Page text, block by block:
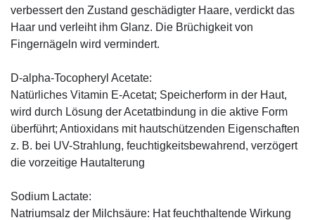
verbessert den Zustand geschädigter Haare, verdickt das
Haar und verleiht ihm Glanz. Die Brüchigkeit von
Fingernägeln wird vermindert.
D-alpha-Tocopheryl Acetate:
Natürliches Vitamin E-Acetat; Speicherform in der Haut,
wird durch Lösung der Acetatbindung in die aktive Form
überführt; Antioxidans mit hautschützenden Eigenschaften
z. B. bei UV-Strahlung, feuchtigkeitsbewahrend, verzögert
die vorzeitige Hautalterung
Sodium Lactate:
Natriumsalz der Milchsäure: Hat feuchthaltende Wirkung